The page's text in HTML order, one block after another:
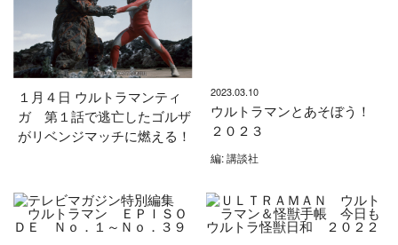
１月４日 ウルトラマンティ
ガ 第１話で逃亡したゴルザ
がリベンジマッチに燃える！
2023.03.10
ウルトラマンとあそぼう！
２０２３
編: 講談社